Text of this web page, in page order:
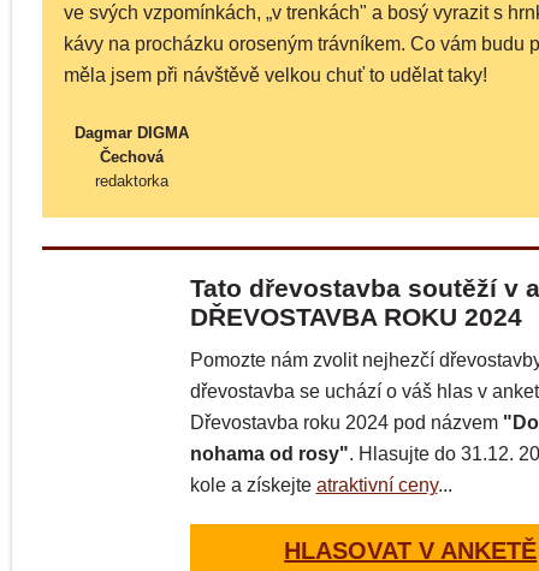
ve svých vzpomínkách, „v trenkách" a bosý vyrazit s
kávy na procházku oroseným trávníkem. Co vám budu
měla jsem při návštěvě velkou chuť to udělat taky!
Dagmar DIGMA
Čechová
redaktorka
Tato dřevostavba soutěží v
DŘEVOSTAVBA ROKU 2024
Pomozte nám zvolit nejhezčí
dřevostavba se uchází o váš hlas v
Dřevostavba roku 2024 pod názvem
nohama od rosy". Hlasujte do 31.12.
kole a získejte atraktivní ceny...
HLASOVAT V ANKETĚ